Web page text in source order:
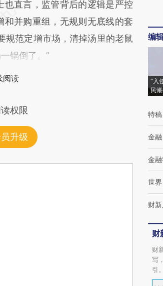
直言，监管背后的逻辑是严控
并购重组，无规则无底线的套
规范定增市场，清掉汤里的老鼠
锅倒了。”
阅读
权限
升级
编
“入
民
特稿
金融
金
世界
财
财
财
写
引。